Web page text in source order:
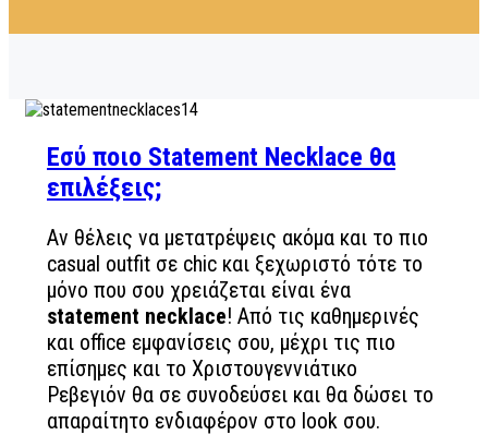
Εσύ ποιο Statement Necklace θα
επιλέξεις;
Αν θέλεις να μετατρέψεις ακόμα και το πιο
casual outfit σε chic και ξεχωριστό τότε το
μόνο που σου χρειάζεται είναι ένα
statement necklace! Από τις καθημερινές
και office εμφανίσεις σου, μέχρι τις πιο
επίσημες και το Χριστουγεννιάτικο
Ρεβεγιόν θα σε συνοδεύσει και θα δώσει το
απαραίτητο ενδιαφέρον στο look σου.